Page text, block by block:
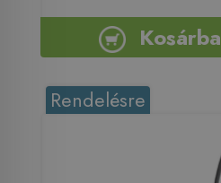
Kosárba
Rendelésre